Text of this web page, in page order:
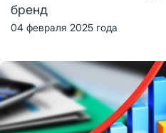
бренд
04 февраля 2025 года